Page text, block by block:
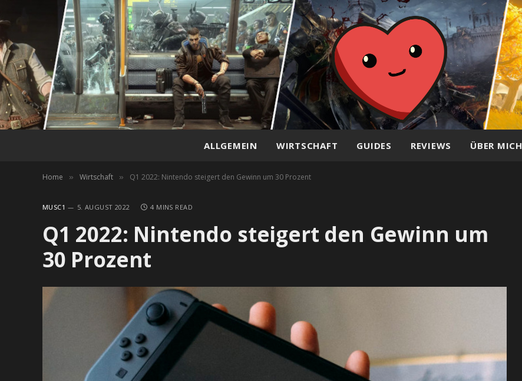
ALLGEMEIN WIRTSCHAFT GUIDES REVIEWS ÜBER MICH
Home » Wirtschaft » Q1 2022: Nintendo steigert den Gewinn um 30 Prozent
MUSC1 5. AUGUST 2022 4 MINS READ
Q1 2022: Nintendo steigert den Gewinn um
30 Prozent